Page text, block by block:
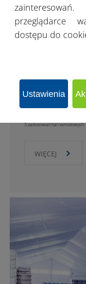
5 zastosowań hal namiotowych
WIĘCEJ
przeglądarce
dostępu do
Ustawienia